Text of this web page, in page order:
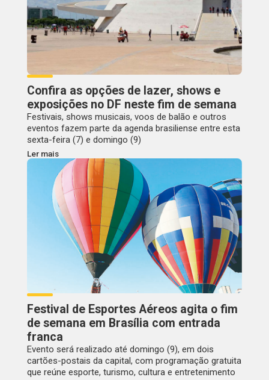
Confira as opções de lazer, shows e
exposições no DF neste fim de semana
Festivais, shows musicais, voos de balão e outros
eventos fazem parte da agenda brasiliense entre esta
sexta-feira (7) e domingo (9)
Ler mais
Festival de Esportes Aéreos agita o fim
de semana em Brasília com entrada
franca
Evento será realizado até domingo (9), em dois
cartões-postais da capital, com programação gratuita
que reúne esporte, turismo, cultura e entretenimento